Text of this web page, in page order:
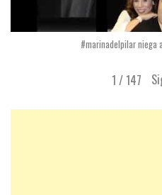
#marinadelpilar niega
1 /147